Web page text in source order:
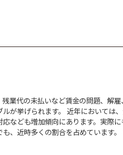
業代の未払いなど賃金の問題、解
が挙げられます。 近年においては
なども増加傾向にあります。実際
、近時多くの割合を占めています。